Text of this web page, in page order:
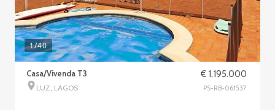
1/40
Casa/Vivenda T3
LUZ, LAGOS
€ 1.195.000
PS-RB-061537